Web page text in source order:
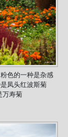
色的一种是杂感
凤头红波斯菊
万寿菊